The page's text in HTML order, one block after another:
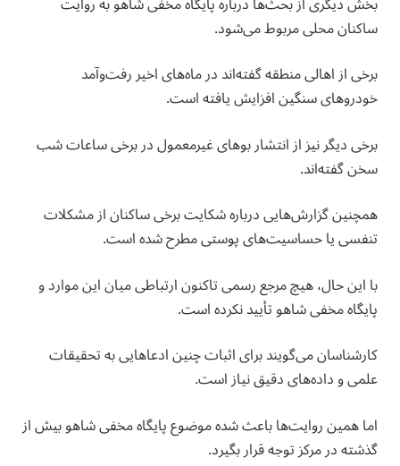
ساکنان محلی مربوط می‌شود.
برخی از اهالی منطقه گفته‌اند در ماه‌های اخیر رفت‌وآمد
خودروهای سنگین افزایش یافته است.
برخی دیگر نیز از انتشار بوهای غیرمعمول در برخی ساعات شب
سخن گفته‌اند.
همچنین گزارش‌هایی درباره شکایت برخی ساکنان از مشکلات
تنفسی یا حساسیت‌های پوستی مطرح شده است.
با این حال، هیچ مرجع رسمی تاکنون ارتباطی میان این موارد و
پایگاه مخفی شاهو تأیید نکرده است.
کارشناسان می‌گویند برای اثبات چنین ادعاهایی به تحقیقات
علمی و داده‌های دقیق نیاز است.
اما همین روایت‌ها باعث شده موضوع پایگاه مخفی شاهو بیش از
گذشته در مرکز توجه قرار بگیرد.